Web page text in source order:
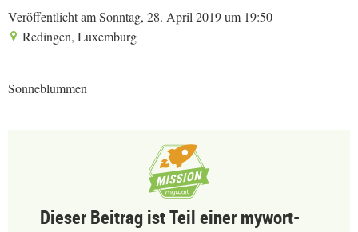
Veröffentlicht am Sonntag, 28. April 2019 um 19:50
Redingen, Luxemburg
Sonneblummen
Dieser Beitrag ist Teil einer mywort-